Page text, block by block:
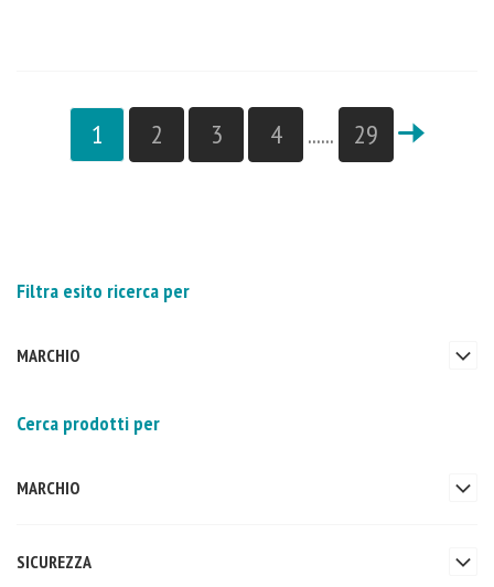
1 2 3 4 ...... 29
Filtra esito ricerca per
MARCHIO
Cerca prodotti per
MARCHIO
SICUREZZA